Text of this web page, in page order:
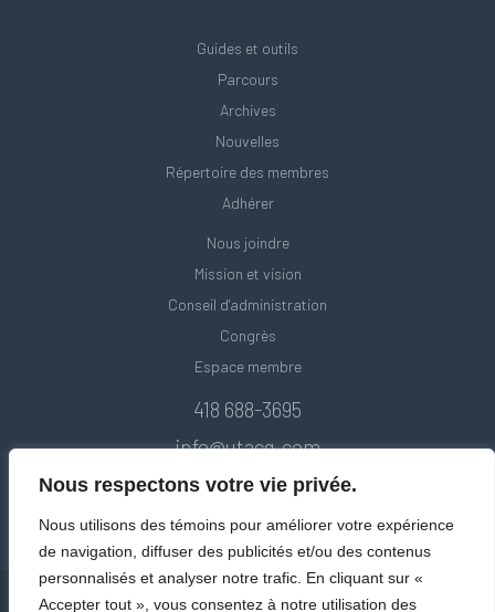
Nous respectons votre vie privée.
Nous utilisons des témoins pour améliorer votre expérience
de navigation, diffuser des publicités et/ou des contenus
personnalisés et analyser notre trafic. En cliquant sur «
Accepter tout », vous consentez à notre utilisation des
Guides et outils
Parcours
Archives
Nouvelles
Répertoire des membres
Adhérer
Nous joindre
Mission et vision
Conseil d'administration
Congrès
Espace membre
418 688-3695
info@utacq.com